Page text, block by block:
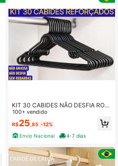
KIT 30 CABIDES NÃO DESFIA ROU
PAS
100+ vendido
R$25 ,85 -12%
Envio Nacional
4-7 dias